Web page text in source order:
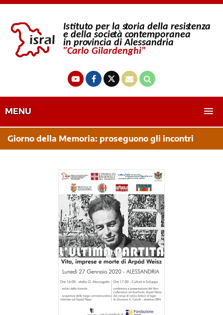
MENU
Giorno della Memoria: proseguono gli incontri